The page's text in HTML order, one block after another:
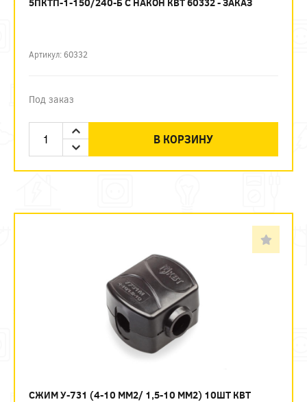
Артикул: 60332
Под заказ
В КОРЗИНУ
СЖИМ У-731 (4-10 ММ2/ 1,5-10 ММ2) 10ШТ КВТ